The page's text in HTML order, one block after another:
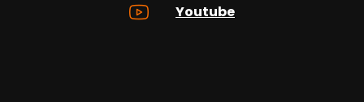
Youtube